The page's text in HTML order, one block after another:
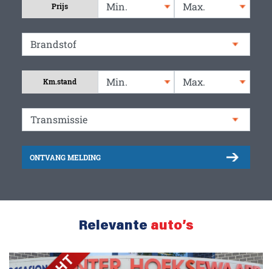
Prijs
Km.stand
ONTVANG MELDING
Relevante auto’s